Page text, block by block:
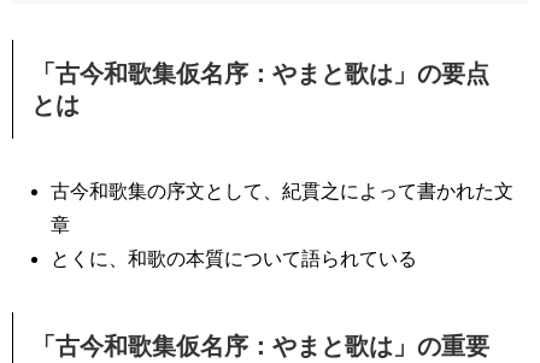
「古今和歌集仮名序：やまと歌は」の要点
とは
古今和歌集の序文として、紀貫之によって書かれた文
章
とくに、和歌の本質について語られている
「古今和歌集仮名序：やまと歌は」の重要